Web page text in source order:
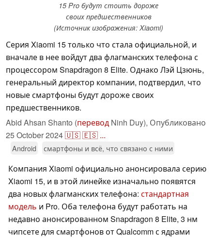
15 Pro будут стоить дороже
своих предшественников
(Источник изображения: Xiaomi)
Серия Xiaomi 15 только что стала официальной, и
вначале в нее войдут два флагманских телефона с
процессором Snapdragon 8 Elite. Однако Лэй Цзюнь,
генеральный директор компании, подтвердил, что
новые смартфоны будут дороже своих
предшественников.
Abid Ahsan Shanto (перевод Ninh Duy), Опубликовано
25 October 2024🇺🇸🇪🇸 ...
Android смартфоны и всё, что связано с ними
Компания Xiaomi официально анонсировала серию
Xiaomi 15, и в этой линейке изначально появятся
два новых флагманских телефона: стандартная
модель и Pro. Оба телефона будут работать на
недавно анонсированном Snapdragon 8 Elite, 3 нм
чипсете для смартфонов от Qualcomm с ядрами